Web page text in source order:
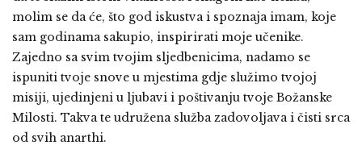
molim se da će, što god iskustva i spoznaja imam, koje
sam godinama sakupio, inspirirati moje učenike.
Zajedno sa svim tvojim sljedbenicima, nadamo se
ispuniti tvoje snove u mjestima gdje služimo tvojoj
misiji, ujedinjeni u ljubavi i poštivanju tvoje Božanske
Milosti. Takva te udružena služba zadovoljava i čisti srca
od svih anarthi.